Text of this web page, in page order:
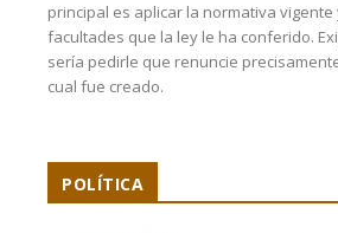
principal es aplicar la normativa vigente
facultades que la ley le ha conferido.
sería pedirle que renuncie
cual fue creado.
POLÍTICA